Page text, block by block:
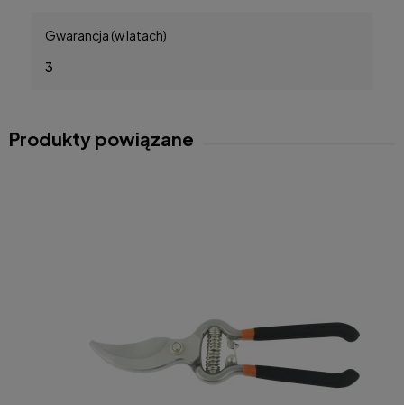
Gwarancja (w latach)
3
Produkty powiązane